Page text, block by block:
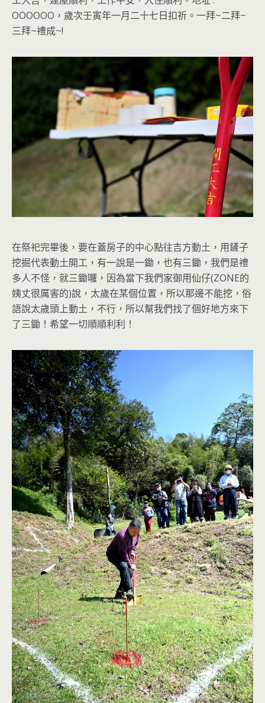
OOOOOO，歲次壬寅年一月二十七日扣祈。一拜~二拜~
三拜~禮成~!
在祭祀完畢後，要在蓋房子的中心點往吉方動土，用鏟子
挖掘代表動土開工，有一說是一鋤，也有三鋤，我們是禮
多人不怪，就三鋤囉，因為當下我們家御用仙仔(ZONE的
姨丈很厲害的)說，太歲在某個位置，所以那邊不能挖，俗
語說太歲頭上動土，不行，所以幫我們找了個好地方來下
了三鋤！希望一切順順利利！